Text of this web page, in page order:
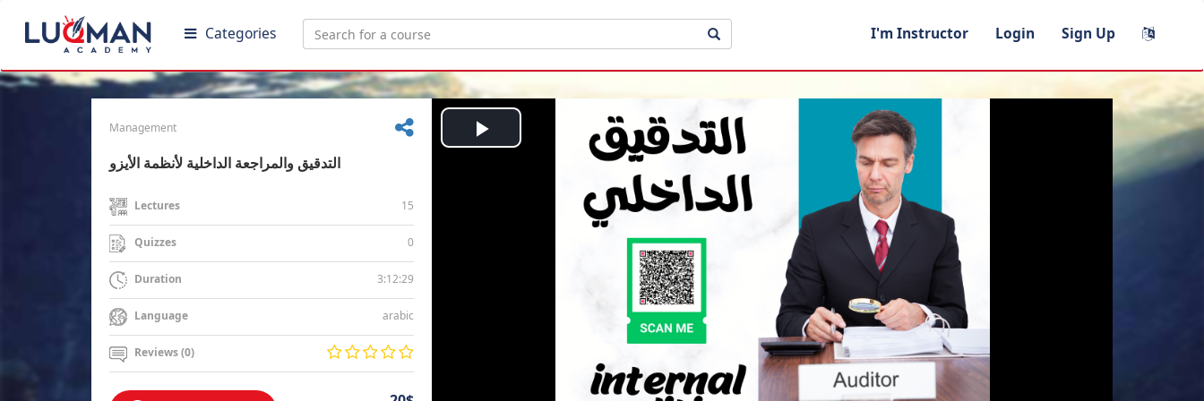
Categories I'm Instructor Login Sign Up
Management
التدقيق والمراجعة الداخلية لأنظمة الأيزو
Lectures 15
Quizzes 0
Duration 3:12:29
Language arabic
Reviews (0)
Play